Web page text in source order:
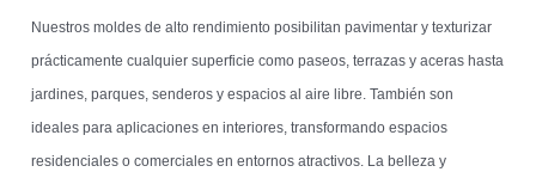
Nuestros moldes de alto rendimiento posibilitan pavimentar y texturizar
prácticamente cualquier superficie como paseos, terrazas y aceras hasta
jardines, parques, senderos y espacios al aire libre. También son
ideales para aplicaciones en interiores, transformando espacios
residenciales o comerciales en entornos atractivos. La belleza y